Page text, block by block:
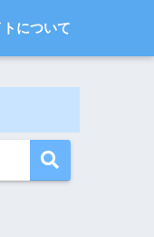
について